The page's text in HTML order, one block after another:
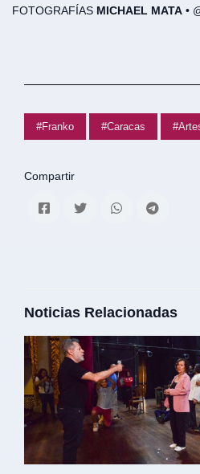
FOTOGRAFÍAS MICHAEL MATA •
#Franko #Caracas
Compartir
Noticias Relacionadas